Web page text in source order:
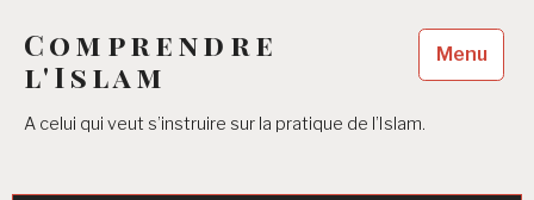
contenu
principal
Comprendre
l'Islam
A celui qui veut s’instruire sur la pratique de l’Islam.
Menu